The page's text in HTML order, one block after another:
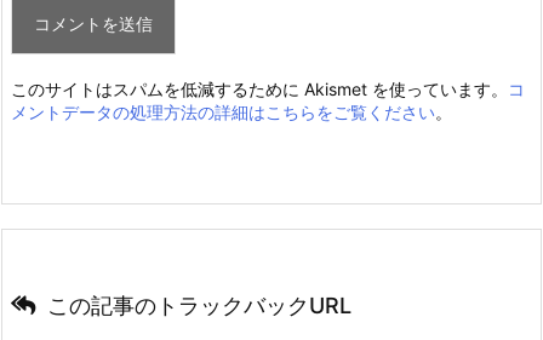
このサイトはスパムを低減するために Akismet を使っています。
コ
メントデータの処理方法の詳細はこちらをご覧ください。
この記事のトラックバックURL